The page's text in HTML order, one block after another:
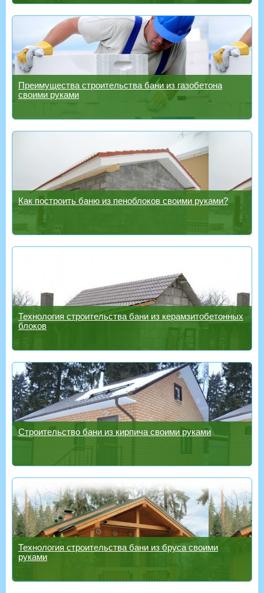
Преимущества строительства бани из газобетона
своими руками
Как построить баню из пеноблоков своими руками?
Технология строительства бани из керамзитобетонных
блоков
Строительство бани из кирпича своими руками
Технология строительства бани из бруса своими
руками